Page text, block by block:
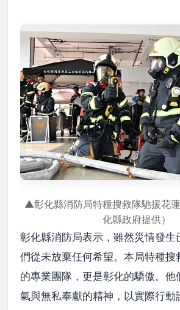
▲彰化縣消防局特種搜救隊馳援花
化縣政府提供）
彰化縣消防局表示，雖然災情發生
們從未放棄任何希望。本局特種搜
的專業團隊，更是彰化的驕傲。他
氣與無私奉獻的精神，以實際行動